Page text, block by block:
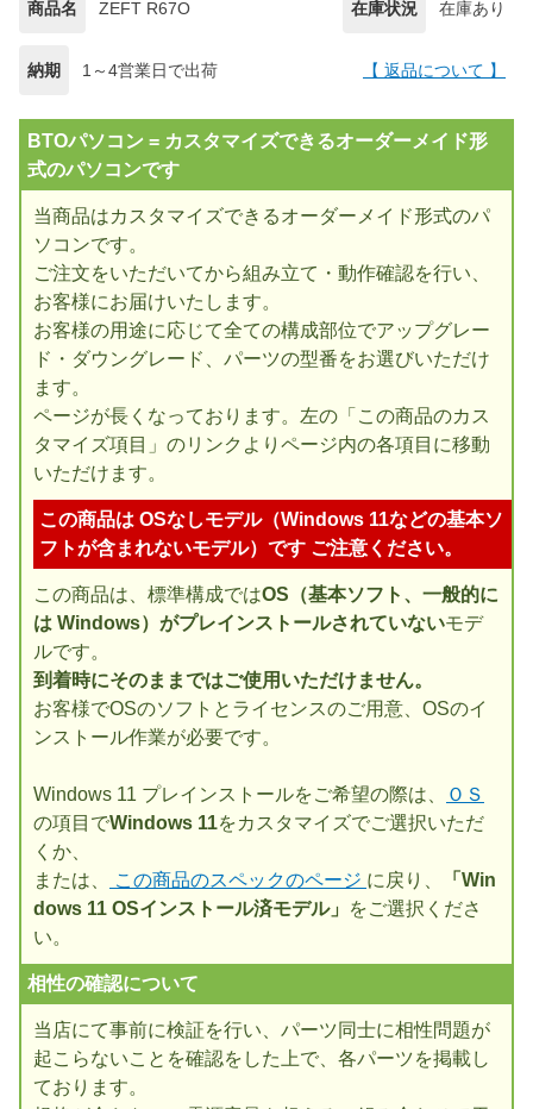
商品名 ZEFT R67O 在庫状況 在庫あり
納期 1～4営業日で出荷 【 返品について 】
BTOパソコン = カスタマイズできるオーダーメイド形
式のパソコンです
当商品はカスタマイズできるオーダーメイド形式のパ
ソコンです。
ご注文をいただいてから組み立て・動作確認を行い、
お客様にお届けいたします。
お客様の用途に応じて全ての構成部位でアップグレー
ド・ダウングレード、パーツの型番をお選びいただけ
ます。
ページが長くなっております。左の「この商品のカス
タマイズ項目」のリンクよりページ内の各項目に移動
いただけます。
この商品は OSなしモデル（Windows 11などの基本ソ
フトが含まれないモデル）です ご注意ください。
この商品は、標準構成ではOS（基本ソフト、一般的に
は Windows）がプレインストールされていないモデ
ルです。
到着時にそのままではご使用いただけません。
お客様でOSのソフトとライセンスのご用意、OSのイ
ンストール作業が必要です。
Windows 11 プレインストールをご希望の際は、
ＯＳ
の項目でWindows 11をカスタマイズでご選択いただ
くか、
または、
この商品のスペックのページ に戻り、
「Win
dows 11 OSインストール済モデル」
をご選択くださ
い。
相性の確認について
当店にて事前に検証を行い、パーツ同士に相性問題が
起こらないことを確認をした上で、各パーツを掲載し
ております。